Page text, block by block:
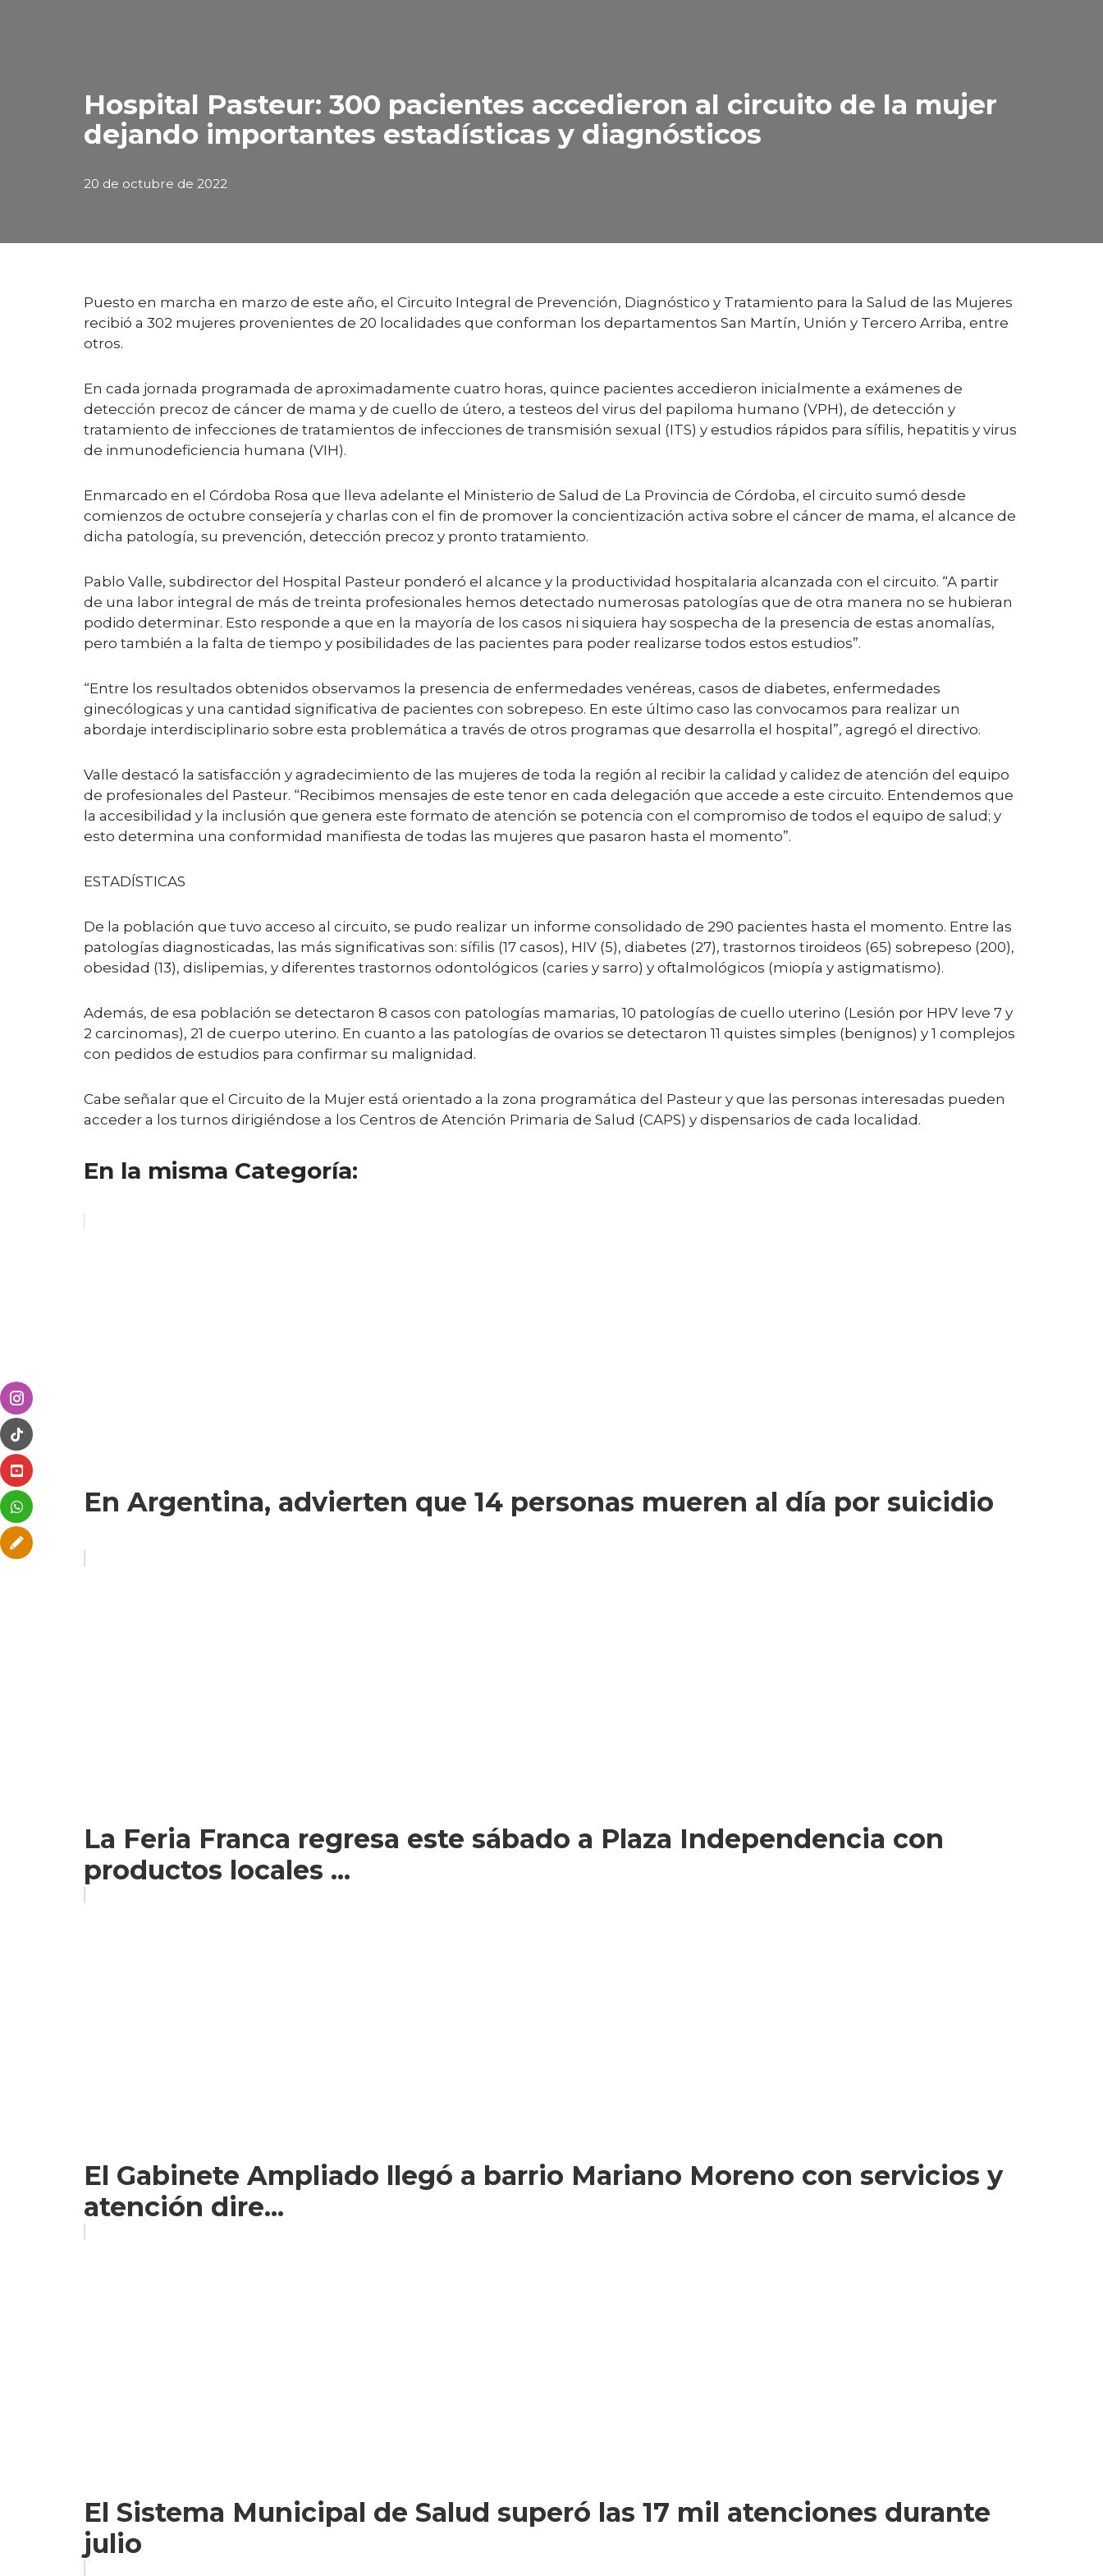
Hospital Pasteur: 300 pacientes accedieron al circuito de la mujer
dejando importantes estadísticas y diagnósticos
20 de octubre de 2022
Puesto en marcha en marzo de este año, el Circuito Integral de Prevención, Diagnóstico y Tratamiento para la Salud de las Mujeres
recibió a 302 mujeres provenientes de 20 localidades que conforman los departamentos San Martín, Unión y Tercero Arriba, entre
otros.
En cada jornada programada de aproximadamente cuatro horas, quince pacientes accedieron inicialmente a exámenes de
detección precoz de cáncer de mama y de cuello de útero, a testeos del virus del papiloma humano (VPH), de detección y
tratamiento de infecciones de tratamientos de infecciones de transmisión sexual (ITS) y estudios rápidos para sífilis, hepatitis y virus
de inmunodeficiencia humana (VIH).
Enmarcado en el Córdoba Rosa que lleva adelante el Ministerio de Salud de La Provincia de Córdoba, el circuito sumó desde
comienzos de octubre consejería y charlas con el fin de promover la concientización activa sobre el cáncer de mama, el alcance de
dicha patología, su prevención, detección precoz y pronto tratamiento.
Pablo Valle, subdirector del Hospital Pasteur ponderó el alcance y la productividad hospitalaria alcanzada con el circuito. “A partir
de una labor integral de más de treinta profesionales hemos detectado numerosas patologías que de otra manera no se hubieran
podido determinar. Esto responde a que en la mayoría de los casos ni siquiera hay sospecha de la presencia de estas anomalías,
pero también a la falta de tiempo y posibilidades de las pacientes para poder realizarse todos estos estudios”.
“Entre los resultados obtenidos observamos la presencia de enfermedades venéreas, casos de diabetes, enfermedades
ginecólogicas y una cantidad significativa de pacientes con sobrepeso. En este último caso las convocamos para realizar un
abordaje interdisciplinario sobre esta problemática a través de otros programas que desarrolla el hospital”, agregó el directivo.
Valle destacó la satisfacción y agradecimiento de las mujeres de toda la región al recibir la calidad y calidez de atención del equipo
de profesionales del Pasteur. “Recibimos mensajes de este tenor en cada delegación que accede a este circuito. Entendemos que
la accesibilidad y la inclusión que genera este formato de atención se potencia con el compromiso de todos el equipo de salud; y
esto determina una conformidad manifiesta de todas las mujeres que pasaron hasta el momento”.
ESTADÍSTICAS
De la población que tuvo acceso al circuito, se pudo realizar un informe consolidado de 290 pacientes hasta el momento. Entre las
patologías diagnosticadas, las más significativas son: sífilis (17 casos), HIV (5), diabetes (27), trastornos tiroideos (65) sobrepeso (200),
obesidad (13), dislipemias, y diferentes trastornos odontológicos (caries y sarro) y oftalmológicos (miopía y astigmatismo).
Además, de esa población se detectaron 8 casos con patologías mamarias, 10 patologías de cuello uterino (Lesión por HPV leve 7 y
2 carcinomas), 21 de cuerpo uterino. En cuanto a las patologías de ovarios se detectaron 11 quistes simples (benignos) y 1 complejos
con pedidos de estudios para confirmar su malignidad.
Cabe señalar que el Circuito de la Mujer está orientado a la zona programática del Pasteur y que las personas interesadas pueden
acceder a los turnos dirigiéndose a los Centros de Atención Primaria de Salud (CAPS) y dispensarios de cada localidad.
En la misma Categoría:
En Argentina, advierten que 14 personas mueren al día por suicidio
La Feria Franca regresa este sábado a Plaza Independencia con
productos locales ...
El Gabinete Ampliado llegó a barrio Mariano Moreno con servicios y
atención dire...
El Sistema Municipal de Salud superó las 17 mil atenciones durante
julio